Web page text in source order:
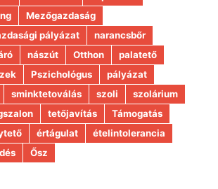
Mezőgazdaság
pályázat
narancsbőr
nászút Otthon
palatető
Pszichológus
pályázat
sminktetoválás szoli
szolárium
tetőjavítás
Támogatás
értágulat
ételintolerancia
Ősz